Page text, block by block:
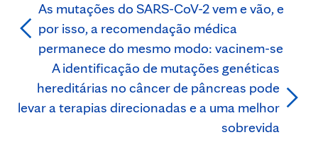
As mutações do SARS-CoV-2 vem e vão, e
por isso, a recomendação médica
permanece do mesmo modo: vacinem-se
A identificação de mutações genéticas
hereditárias no câncer de pâncreas pode
levar a terapias direcionadas e a uma melhor
sobrevida